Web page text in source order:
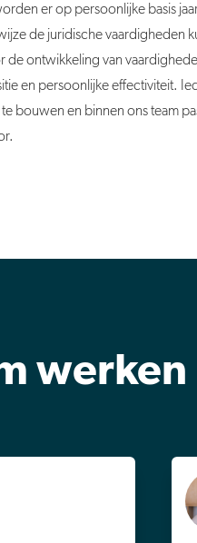
er op persoonlijke basis
de juridische vaardigheden
de ontwikkeling van
en persoonlijke effectiviteit.
bouwen en binnen ons team